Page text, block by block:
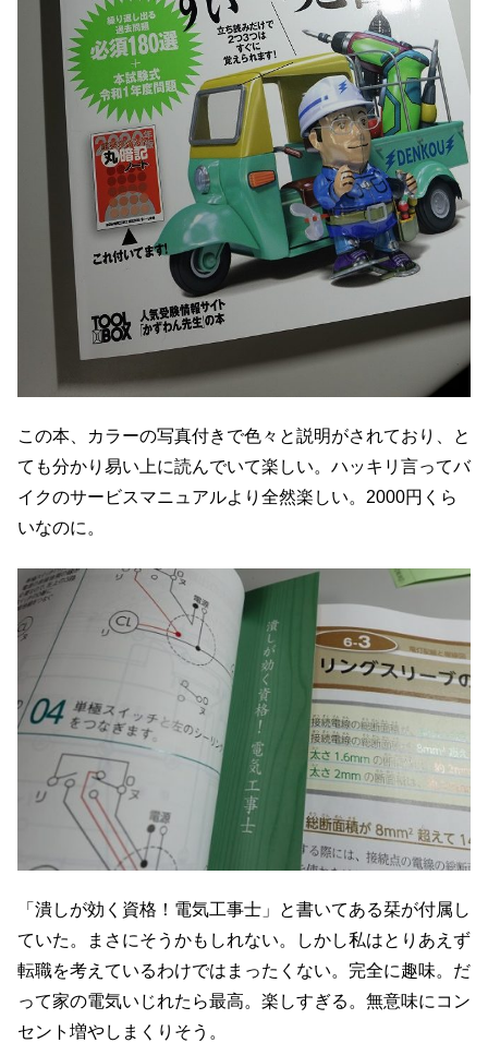
この本、カラーの写真付きで色々と説明がされており、と
ても分かり易い上に読んでいて楽しい。ハッキリ言ってバ
イクのサービスマニュアルより全然楽しい。2000円くら
いなのに。
「潰しが効く資格！電気工事士」と書いてある栞が付属し
ていた。まさにそうかもしれない。しかし私はとりあえず
転職を考えているわけではまったくない。完全に趣味。だ
って家の電気いじれたら最高。楽しすぎる。無意味にコン
セント増やしまくりそう。